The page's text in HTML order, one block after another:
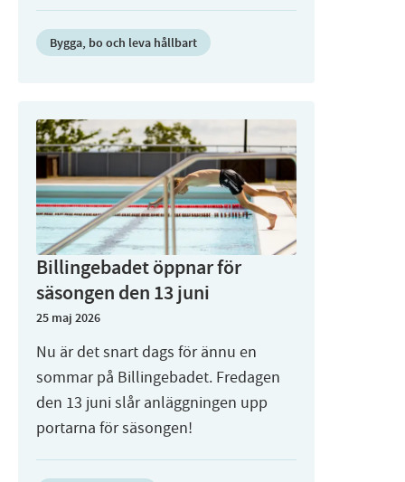
Bygga, bo och leva hållbart
Billingebadet öppnar för
säsongen den 13 juni
25 maj 2026
Nu är det snart dags för ännu en
sommar på Billingebadet. Fredagen
den 13 juni slår anläggningen upp
portarna för säsongen!